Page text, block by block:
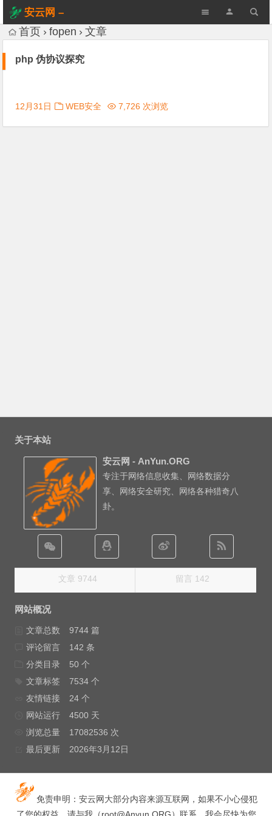
安云网 –
AnYun.ORG
首页 fopen 文章
php 伪协议探究
12月31日 WEB安全 7,726 次浏览
关于本站
安云网 - AnYun.ORG
专注于网络信息收集、网络数据分
享、网络安全研究、网络各种猎奇八
卦。
文章 9744 留言 142
网站概况
文章总数
9744 篇
评论留言
142 条
分类目录
50 个
文章标签
7534 个
友情链接
24 个
网站运行
4500 天
浏览总量
17082536 次
最后更新
2026年3月12日
免责申明：安云网大部分内容来源互联网，如果不小心侵犯